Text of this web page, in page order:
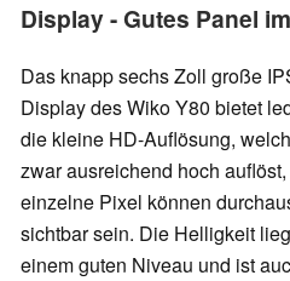
Display - Gutes Panel
Das knapp sechs Zoll große
Display des Wiko Y80 bietet
die kleine HD-Auflösung,
zwar ausreichend hoch
einzelne Pixel können
sichtbar sein. Die Helligkeit
einem guten Niveau und ist